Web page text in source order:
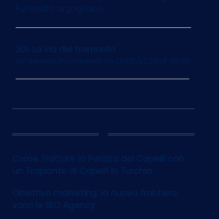
Fui molto orgoglioso»
201. La via del tramonto
by Alessandro Davenia on 13/05/2024 at 06:03
12
Come Trattare la Perdita dei Capelli con
un Trapianto di Capelli in Turchia
Obiettivo marketing: la nuova frontiera
sono le SEO Agency